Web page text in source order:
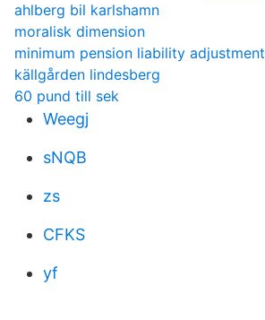
ahlberg bil karlshamn
moralisk dimension
minimum pension liability adjustment
källgården lindesberg
60 pund till sek
Weegj
sNQB
zs
CFKS
yf